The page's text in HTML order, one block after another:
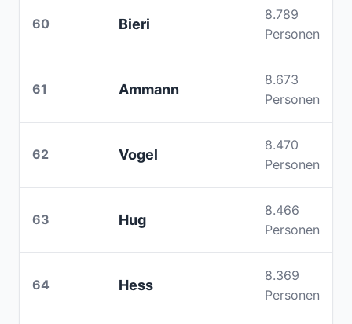
60 Bieri
8.789
Personen
61 Ammann
8.673
Personen
62 Vogel
8.470
Personen
63 Hug
8.466
Personen
64 Hess
8.369
Personen